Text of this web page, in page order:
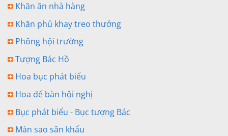
Khăn ăn nhà hàng
Khăn phủ khay treo thưởng
Phông hội trường
Tượng Bác Hồ
Hoa bục phát biểu
Hoa để bàn hội nghị
Bục phát biểu - Bục tượng Bác
Màn sao sân khấu